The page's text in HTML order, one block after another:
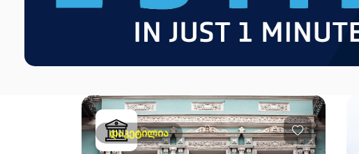
დაკეტილია